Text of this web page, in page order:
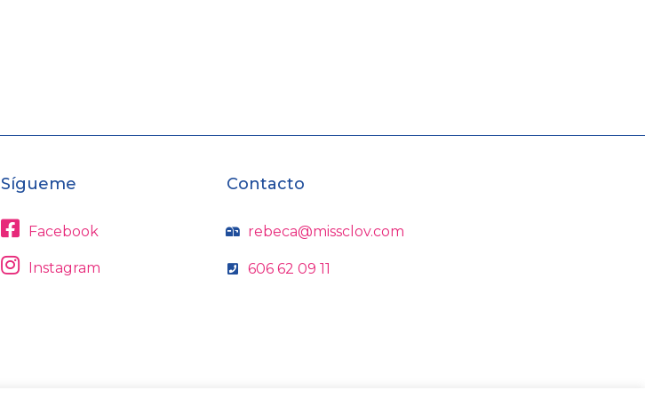
Sígueme
Facebook
Instagram
Contacto
rebeca@missclov.com
606 62 09 11